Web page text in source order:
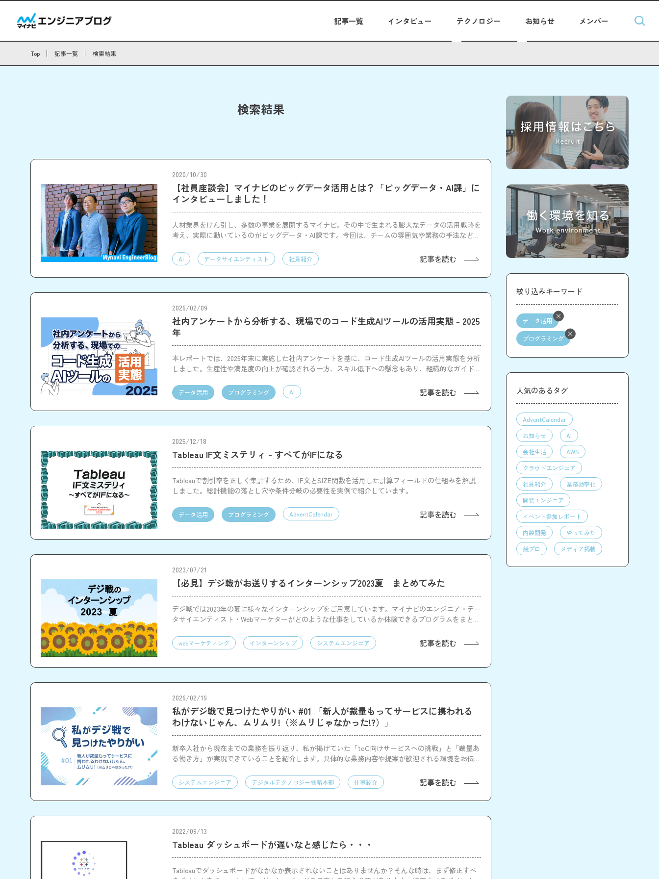
記事一覧 インタビュー テクノロジー お知らせ メンバー
Top 記事一覧 検索結果
検索結果
2020/10/30
【社員座談会】マイナビのビッグデータ活用とは？「ビッグデータ・AI課」に
インタビューしました！
人材業界をけん引し、多数の事業を展開するマイナビ。その中で生まれる膨大なデータの活用戦略を
考え、実際に動いているのがビッグデータ・AI課です。今回は、チームの雰囲気や業務の手法など
AI データサイエンティスト 社員紹介 記事を読む
2026/02/09
社内アンケートから分析する、現場でのコード生成AIツールの活用実態 - 2025
年
本レポートでは、2025年末に実施した社内アンケートを基に、コード生成AIツールの活用実態を分析
しました。生産性や満足度の向上が確認される一方、スキル低下への懸念もあり、組織的なガイドラ
データ活用 プログラミング AI 記事を読む
2025/12/18
Tableau IF文ミステリィ - すべてがIFになる
Tableauで割引率を正しく集計するため、IF文とSIZE関数を活用した計算フィールドの仕組みを解説
しました。総計機能の落とし穴や条件分岐の必要性を実例で紹介しています。
データ活用 プログラミング AdventCalendar 記事を読む
2023/07/21
【必見】デジ戦がお送りするインターンシップ2023夏 まとめてみた
デジ戦では2023年の夏に様々なインターンシップをご用意しています。マイナビのエンジニア・デー
タサイエンティスト・Webマーケターがどのような仕事をしているか体験できるプログラムをまとめ
webマーケティング インターンシップ システムエンジニア 記事を読む
2026/02/19
私がデジ戦で見つけたやりがい #01 「新人が裁量もってサービスに携われる
わけないじゃん、ムリムリ!（※ムリじゃなかった!?）」
新卒入社から現在までの業務を振り返り、私が掲げていた「toC向けサービスへの挑戦」と「裁量あ
る働き方」が実現できていることを紹介します。具体的な業務内容や提案が歓迎される環境をお伝え
システムエンジニア デジタルテクノロジー戦略本部 仕事紹介 記事を読む
2022/09/13
Tableau ダッシュボードが遅いなと感じたら・・・
Tableauでダッシュボードがなかなか表示されないことはありませんか？そんな時は、まず修正すべ
絞り込みキーワード
データ活用
プログラミング
人気のあるタグ
AdventCalendar
お知らせ
AI
会社生活
AWS
クラウドエンジニア
社員紹介
業務効率化
開発エンジニア
イベント参加レポート
内製開発
やってみた
競プロ
メディア掲載